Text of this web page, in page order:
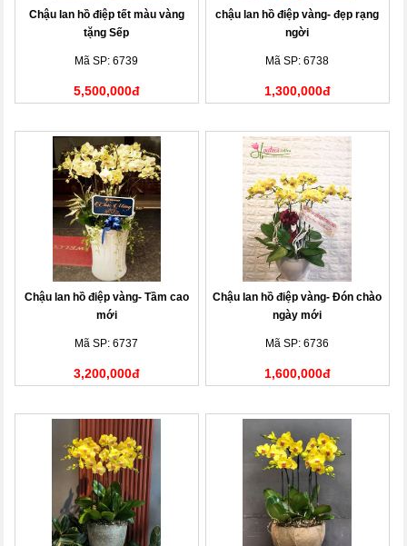
Chậu lan hồ điệp tết màu vàng
tặng Sếp
Mã SP: 6739
5,500,000đ
chậu lan hồ điệp vàng- đẹp rạng
ngời
Mã SP: 6738
1,300,000đ
Chậu lan hồ điệp vàng- Tầm cao
mới
Mã SP: 6737
3,200,000đ
Chậu lan hồ điệp vàng- Đón chào
ngày mới
Mã SP: 6736
1,600,000đ